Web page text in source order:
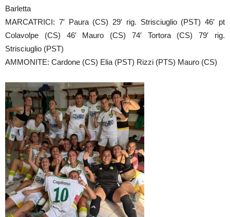
Barletta
MARCATRICI: 7′ Paura (CS) 29′ rig. Strisciuglio (PST) 46′ pt
Colavolpe (CS) 46′ Mauro (CS) 74′ Tortora (CS) 79′ rig.
Strisciuglio (PST)
AMMONITE: Cardone (CS) Elia (PST) Rizzi (PTS) Mauro (CS)